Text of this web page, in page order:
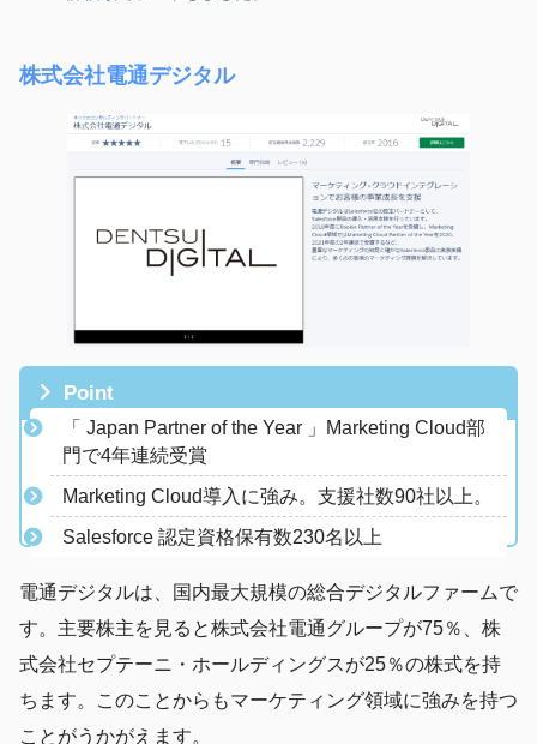
株式会社電通デジタル
Point
「 Japan Partner of the Year 」Marketing Cloud部
門で4年連続受賞​
​Marketing Cloud導入に強み。支援社数90社以上。
Salesforce 認定資格保有数230名以上
電通デジタルは、国内最大規模の総合デジタルファームで
す。主要株主を見ると株式会社電通グループが75％、株
式会社セプテーニ・ホールディングスが25％の株式を持
ちます。このことからもマーケティング領域に強みを持つ
ことがうかがえます。